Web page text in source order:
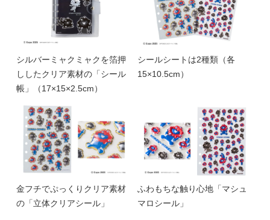
シルバーミャクミャクを箔押
ししたクリア素材の「シール
帳」（17×15×2.5cm）
シールシートは2種類（各
15×10.5cm）
金フチでぷっくりクリア素材
の「立体クリアシール」
ふわもちな触り心地「マシュ
マロシール」